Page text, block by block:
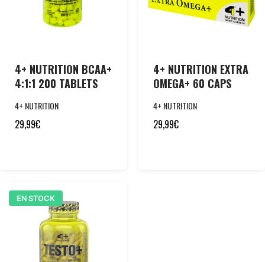
4+ NUTRITION BCAA+
4:1:1 200 TABLETS
4+ NUTRITION
29,99€
4+ NUTRITION EXTRA
OMEGA+ 60 CAPS
4+ NUTRITION
29,99€
EN STOCK